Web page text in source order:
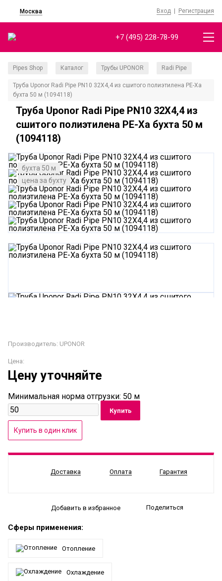
Москва Вход | Регистрация
+7 (495) 228-78-99
Pipes Shop Каталог Трубы UPONOR Radi Pipe
Труба Uponor Radi Pipe PN10 32X4,4 из сшитого полиэтилена PE-Xa
бухта 50 м (1094118)
Труба Uponor Radi Pipe PN10 32X4,4 из
сшитого полиэтилена PE-Xa бухта 50 м
(1094118)
бухта 50 м
цена за бухту
Производитель: UPONOR
Цена:
Цену уточняйте
Минимальная норма отгрузки: 50 м
Доставка Оплата Гарантия
Добавить в избранное Поделиться
Сферы применения:
Отопление
Охлаждение